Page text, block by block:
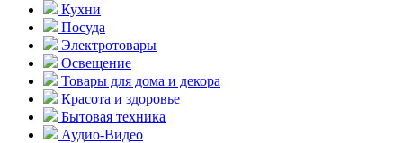
Кухни
Посуда
Электротовары
Освещение
Товары для дома и декора
Красота и здоровье
Бытовая техника
Аудио-Видео